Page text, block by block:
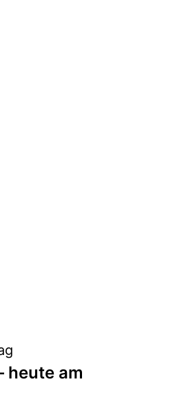
heute am